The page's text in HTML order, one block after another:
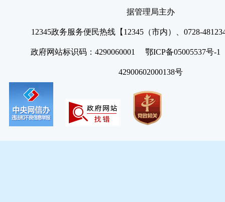
据管理局主办
12345政务服务便民热线【12345（市内）、0728-
政府网站标识码：4290060001 鄂ICP备05005537号
42900602000138号